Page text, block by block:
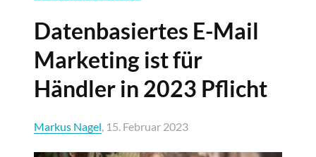
Datenbasiertes E-Mail
Marketing ist für
Händler in 2023 Pflicht
Markus Nagel, 15. Februar 2023